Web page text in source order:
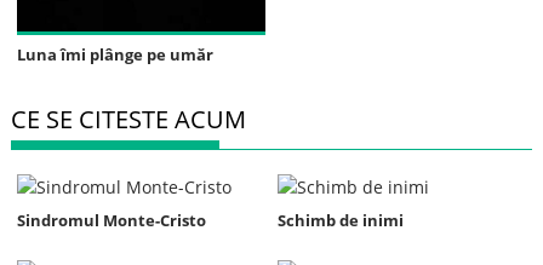
Luna îmi plânge pe umăr
CE SE CITESTE ACUM
Sindromul Monte-Cristo Schimb de inimi